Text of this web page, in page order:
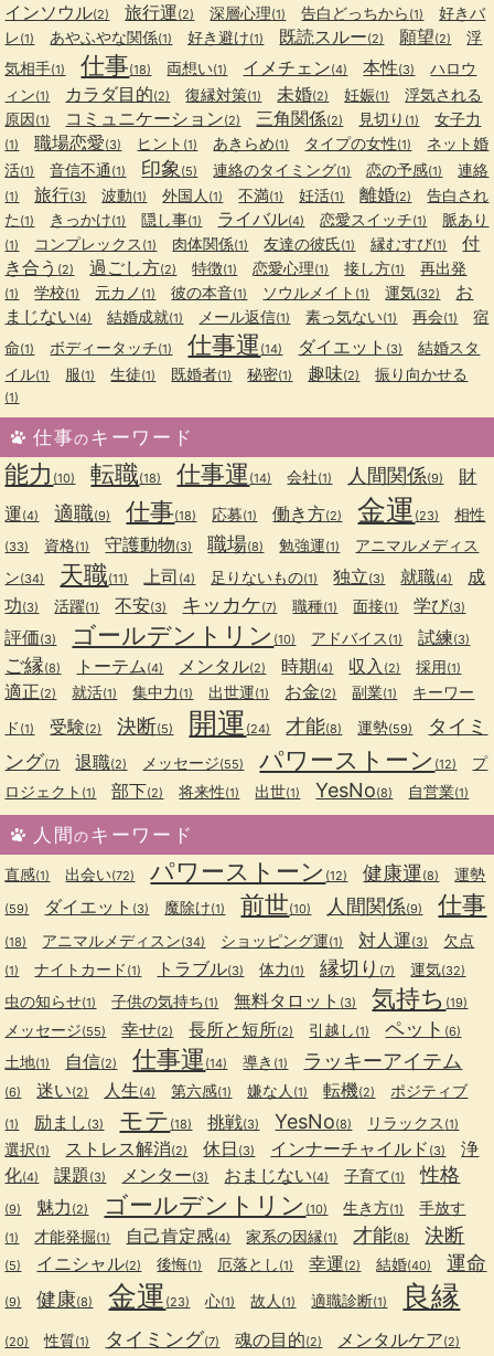
インソウル(2) 旅行運(2) 深層心理(1) 告白どっちから (1)
好きバ
レ(1) あやふやな関係(1) 好き避け(1) 既読スルー(2) 願望(2)
浮
気相手(1) 仕事(18) 両想い(1) イメチェン(4) 本性(3)
ハロウ
ィン(1) カラダ目的(2) 復縁対策(1) 未婚(2) 妊娠(1)
浮気される
原因(1) コミュニケーション(2) 三角関係(2) 見切り (1) 女子力
(1) 職場恋愛(3) ヒント (1) あきらめ(1) タイプの女性(1)
ネット婚
活(1) 音信不通 (1) 印象 (5) 連絡のタイミング(1) 恋の予感(1) 連絡
(1) 旅行(3) 波動(1) 外国人 (1) 不満(1) 妊活(1) 離婚(2)
告白され
た (1) きっかけ(1) 隠し事(1) ライバル(4) 恋愛スイッチ(1) 脈あり
(1) コンプレックス (1) 肉体関係(1) 友達の彼氏(1) 縁むすび(1)
付
き合う (2) 過ごし方(2) 特徴(1) 恋愛心理(1) 接し方(1) 再出発
(1) 学校(1) 元カノ (1) 彼の本音(1) ソウルメイト (1) 運気(32)
お
まじない(4) 結婚成就(1) メール返信(1) 素っ気ない(1) 再会(1)
宿
命(1) ボディータッチ(1) 仕事運 (14) ダイエット (3)
結婚スタ
イル(1) 服(1) 生徒(1) 既婚者(1) 秘密(1) 趣味(2) 振り向かせる
(1)
仕事のキーワード
能力 (10) 転職(18) 仕事運 (14) 会社(1) 人間関係(9)
財
運(4) 適職(9) 仕事(18) 応募(1) 働き方(2) 金運 (23) 相性
(33) 資格(1) 守護動物(3) 職場(8) 勉強運(1)
アニマルメディス
ン(34) 天職(11) 上司 (4) 足りないもの(1) 独立(3) 就職(4)
成
功(3) 活躍(1) 不安(3) キッカケ(7) 職種(1) 面接(1) 学び(3)
評価(3) ゴールデントリン (10) アドバイス (1) 試練(3)
ご縁(8) トーテム(4) メンタル(2) 時期(4) 収入 (2) 採用(1)
適正(2) 就活(1) 集中力 (1) 出世運(1) お金(2) 副業(1)
キーワー
ド (1) 受験(2) 決断(5) 開運 (24) 才能(8) 運勢(59)
タイミ
ング(7) 退職(2) メッセージ(55) パワーストーン (12)
プ
ロジェクト (1) 部下(2) 将来性(1) 出世(1) YesNo(8) 自営業(1)
人間のキーワード
直感(1) 出会い(72) パワーストーン (12) 健康運(8) 運勢
(59) ダイエット (3) 魔除け(1) 前世(10) 人間関係(9) 仕事
(18) アニマルメディスン(34) ショッピング運(1) 対人運(3) 欠点
(1) ナイトカード (1) トラブル(3) 体力 (1) 縁切り (7) 運気(32)
虫の知らせ(1) 子供の気持ち(1) 無料タロット (3) 気持ち (19)
メッセージ(55) 幸せ(2) 長所と短所(2) 引越し (1) ペット (6)
土地(1) 自信(2) 仕事運 (14) 導き (1) ラッキーアイテム
(6) 迷い(2) 人生(4) 第六感(1) 嫌な人 (1) 転機(2) ポジティブ
(1) 励まし (3) モテ (18) 挑戦(3) YesNo(8) リラックス (1)
選択(1) ストレス解消(2) 休日 (3) インナーチャイルド (3)
浄
化(4) 課題(3) メンター(3) おまじない(4) 子育て(1) 性格
(9) 魅力 (2) ゴールデントリン (10) 生き方(1) 手放す
(1) 才能発掘(1) 自己肯定感(4) 家系の因縁(1) 才能(8) 決断
(5) イニシャル(2) 後悔(1) 厄落とし (1) 幸運(2) 結婚(40) 運命
(9) 健康(8) 金運 (23) 心(1) 故人 (1) 適職診断(1) 良縁
(20) 性質(1) タイミング(7) 魂の目的(2) メンタルケア(2)